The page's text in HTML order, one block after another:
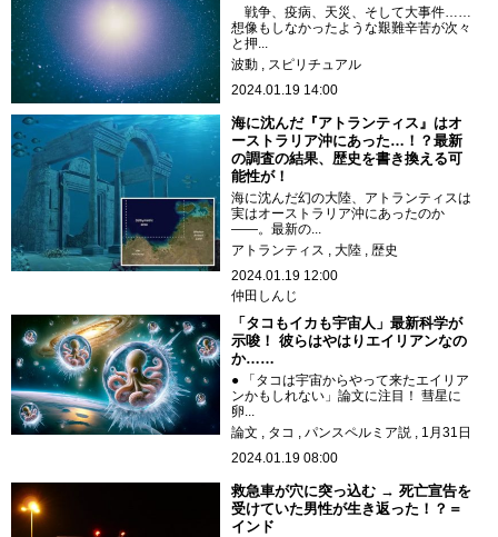
戦争、疫病、天災、そして大事件……
想像もしなかったような艱難辛苦が次々
と押...
波動
スピリチュアル
2024.01.19 14:00
海に沈んだ『アトランティス』はオ
ーストラリア沖にあった…！？最新
の調査の結果、歴史を書き換える可
能性が！
海に沈んだ幻の大陸、アトランティスは
実はオーストラリア沖にあったのか
――。最新の...
アトランティス
大陸
歴史
2024.01.19 12:00
仲田しんじ
「タコもイカも宇宙人」最新科学が
示唆！ 彼らはやはりエイリアンなの
か……
● 「タコは宇宙からやって来たエイリア
ンかもしれない」論文に注目！ 彗星に
卵...
論文
タコ パンスペルミア説
1月31日
2024.01.19 08:00
救急車が穴に突っ込む → 死亡宣告を
受けていた男性が生き返った！？＝
インド